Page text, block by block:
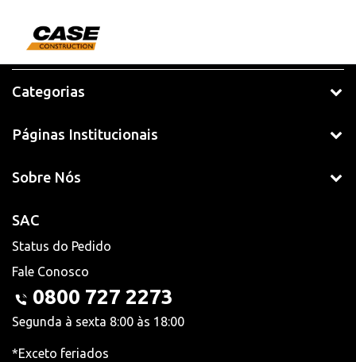
Categorias
Páginas Institucionais
Sobre Nós
SAC
Status do Pedido
Fale Conosco
0800 727 2273
Segunda à sexta 8:00 às 18:00
*Exceto feriados